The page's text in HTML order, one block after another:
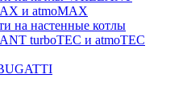
и atmoMAX
на настенные котлы
turboTEC и atmoTEC